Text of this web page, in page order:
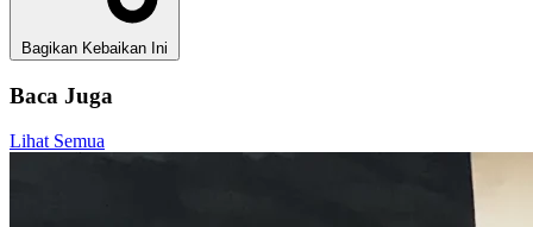
Bagikan Kebaikan Ini
Baca Juga
Lihat Semua